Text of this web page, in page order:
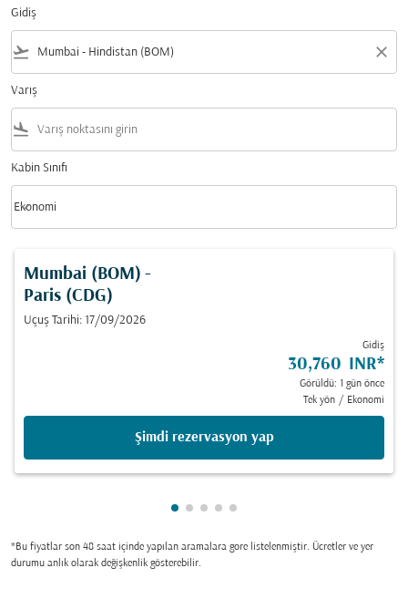
Gidiş
flight_takeoff close
Varış
flight_land
Kabin Sınıfı
Kabin Sınıfı option Ekonomi Selected
Ekonomi
keyboard_arrow_down
Mumbai (BOM) -
Paris (CDG)
Uçuş Tarihi: 17/09/2026
Gidiş
30,760 INR*
Görüldü: 1 gün önce
Tek yön / Ekonomi
Şimdi rezervasyon yap
gösteriliyor cmp-pagination-
gösteriliyor cmp-pagination-
gösteriliyor cmp-pagination-
gösteriliyor cmp-
gösteriliyor cmp-
*Bu fiyatlar son 48 saat içinde yapılan aramalara gore listelenmiştir. Ücretler ve yer
durumu anlık olarak değişkenlik gösterebilir.